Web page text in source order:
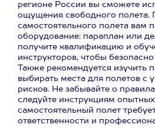
регионе России вы сможете
ощущения свободного полета.
самостоятельного полета вам
оборудование: параплан или
получите квалификацию и
инструкторов, чтобы
Также рекомендуется изучить
выбирать места для полетов с
рисков. Не забывайте о
следуйте инструкциям
самостоятельный полет
ответственности и